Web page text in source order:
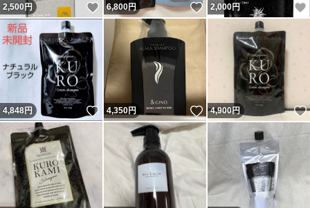
2,500円 いいね！
6,800円 いいね！
2,000円
4,848円 いいね！
4,350円 いいね！
4,900円